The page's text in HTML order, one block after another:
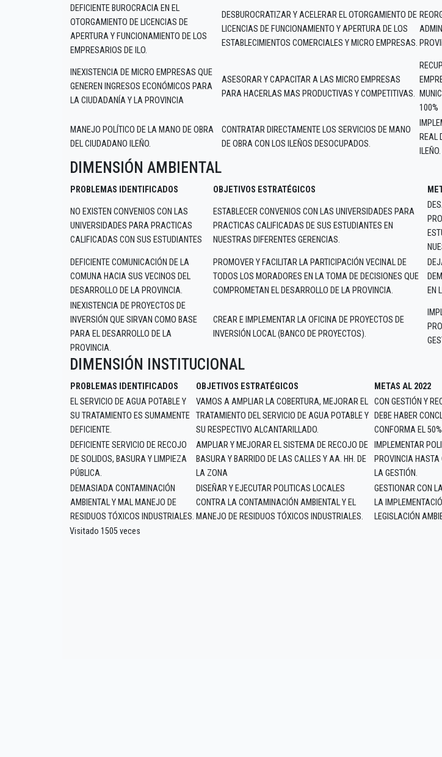
DEFICIENTE BUROCRACIA EN EL
OTORGAMIENTO DE LICENCIAS DE
APERTURA Y FUNCIONAMIENTO DE LOS
EMPRESARIOS DE ILO.
DESBUROCRATIZAR Y ACELERAR EL OTORGAMIENTO DE
LICENCIAS DE FUNCIONAMIENTO Y APERTURA DE LOS
ESTABLECIMIENTOS COMERCIALES Y MICRO EMPRESAS.
INEXISTENCIA DE MICRO EMPRESAS QUE
GENEREN INGRESOS ECONÓMICOS PARA
LA CIUDADANÍA Y LA PROVINCIA
ASESORAR Y CAPACITAR A LAS MICRO EMPRESAS
PARA HACERLAS MAS PRODUCTIVAS Y COMPETITIVAS.
100%
MANEJO POLÍTICO DE LA MANO DE OBRA
DEL CIUDADANO ILEÑO.
CONTRATAR DIRECTAMENTE LOS SERVICIOS DE MANO
DE OBRA CON LOS ILEÑOS DESOCUPADOS.
REAL
ILEÑO.
DIMENSIÓN AMBIENTAL
PROBLEMAS IDENTIFICADOS OBJETIVOS ESTRATÉGICOS
NO EXISTEN CONVENIOS CON LAS
UNIVERSIDADES PARA PRACTICAS
CALIFICADAS CON SUS ESTUDIANTES
ESTABLECER CONVENIOS CON LAS UNIVERSIDADES PARA
PRACTICAS CALIFICADAS DE SUS ESTUDIANTES EN
NUESTRAS DIFERENTES GERENCIAS.
DEFICIENTE COMUNICACIÓN DE LA
COMUNA HACIA SUS VECINOS DEL
DESARROLLO DE LA PROVINCIA.
PROMOVER Y FACILITAR LA PARTICIPACIÓN VECINAL DE
TODOS LOS MORADORES EN LA TOMA DE DECISIONES QUE
COMPROMETAN EL DESARROLLO DE LA PROVINCIA.
EN
INEXISTENCIA DE PROYECTOS DE
INVERSIÓN QUE SIRVAN COMO BASE
PARA EL DESARROLLO DE LA
PROVINCIA.
CREAR E IMPLEMENTAR LA OFICINA DE PROYECTOS DE
INVERSIÓN LOCAL (BANCO DE PROYECTOS).
DIMENSIÓN INSTITUCIONAL
PROBLEMAS IDENTIFICADOS OBJETIVOS ESTRATÉGICOS
METAS AL 2022
EL SERVICIO DE AGUA POTABLE Y
SU TRATAMIENTO ES SUMAMENTE
DEFICIENTE.
VAMOS A AMPLIAR LA COBERTURA, MEJORAR EL
TRATAMIENTO DEL SERVICIO DE AGUA POTABLE Y
SU RESPECTIVO ALCANTARILLADO.
CON GESTIÓN Y
DEBE HABER
CONFORMA EL
DEFICIENTE SERVICIO DE RECOJO
DE SOLIDOS, BASURA Y LIMPIEZA
PÚBLICA.
AMPLIAR Y MEJORAR EL SISTEMA DE RECOJO DE
BASURA Y BARRIDO DE LAS CALLES Y AA. HH. DE
LA ZONA
IMPLEMENTAR
PROVINCIA
LA GESTIÓN.
DEMASIADA CONTAMINACIÓN
AMBIENTAL Y MAL MANEJO DE
RESIDUOS TÓXICOS INDUSTRIALES.
DISEÑAR Y EJECUTAR POLITICAS LOCALES
CONTRA LA CONTAMINACIÓN AMBIENTAL Y EL
MANEJO DE RESIDUOS TÓXICOS INDUSTRIALES.
GESTIONAR CON
LA
LEGISLACIÓN
Visitado 1505 veces